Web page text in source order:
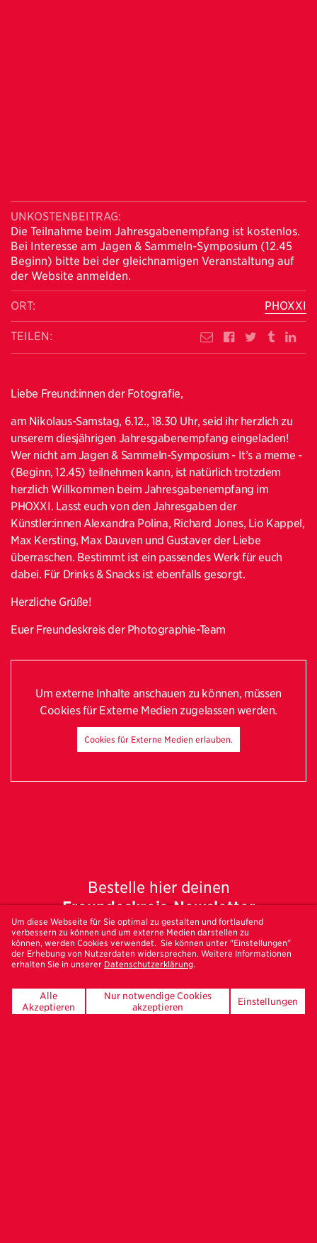
UNKOSTENBEITRAG:
Die Teilnahme beim Jahresgabenempfang ist kostenlos.
Bei Interesse am Jagen & Sammeln-Symposium (12.45
Beginn) bitte bei der gleichnamigen Veranstaltung auf
der Website anmelden.
ORT: PHOXXI
TEILEN:
Liebe Freund:innen der Fotografie,
am Nikolaus-Samstag, 6.12., 18.30 Uhr, seid ihr herzlich zu
unserem diesjährigen Jahresgabenempfang eingeladen!
Wer nicht am Jagen & Sammeln-Symposium - It’s a meme -
(Beginn, 12.45) teilnehmen kann, ist natürlich trotzdem
herzlich Willkommen beim Jahresgabenempfang im
PHOXXI. Lasst euch von den Jahresgaben der
Künstler:innen Alexandra Polina, Richard Jones, Lio Kappel,
Max Kersting, Max Dauven und Gustaver der Liebe
überraschen. Bestimmt ist ein passendes Werk für euch
dabei. Für Drinks & Snacks ist ebenfalls gesorgt.
Herzliche Grüße!
Euer Freundeskreis der Photographie-Team
Um externe Inhalte anschauen zu können, müssen
Cookies für Externe Medien zugelassen werden.
Cookies für Externe Medien erlauben.
Bestelle hier deinen
Freundeskreis-Newsletter
UNSERE FÖRDERER
Um diese Webseite für Sie optimal zu gestalten und fortlaufend
verbessern zu können und um externe Medien darstellen zu
können, werden Cookies verwendet. Sie können unter "Einstellungen"
der Erhebung von Nutzerdaten widersprechen. Weitere Informationen
erhalten Sie in unserer Datenschutzerklärung.
Alle
Akzeptieren
Nur notwendige Cookies
akzeptieren
Einstellungen